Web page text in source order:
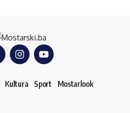
Kultura Sport Mostarlook